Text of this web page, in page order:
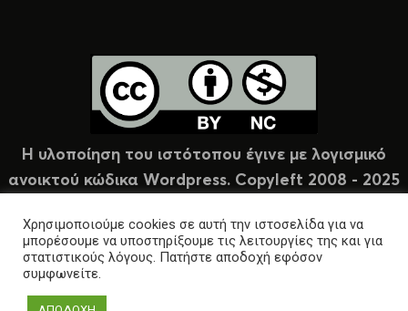
Η υλοποίηση του ιστότοπου έγινε με λογισμικό
ανοικτού κώδικα Wordpress. Copyleft 2008 - 2025
Χρησιμοποιούμε cookies σε αυτή την ιστοσελίδα για να
μπορέσουμε να υποστηρίξουμε τις λειτουργίες της και για
στατιστικούς λόγους. Πατήστε αποδοχή εφόσον
συμφωνείτε.